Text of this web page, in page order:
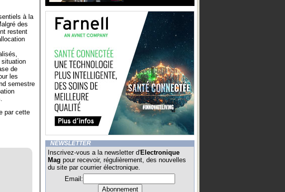
à la
des
restent
de
les
semestre
par cette
NEWSLETTER
Inscrivez-vous a la newsletter d'Electronique
Mag pour recevoir, régulièrement, des nouvelles
du site par courrier électronique.
Email: